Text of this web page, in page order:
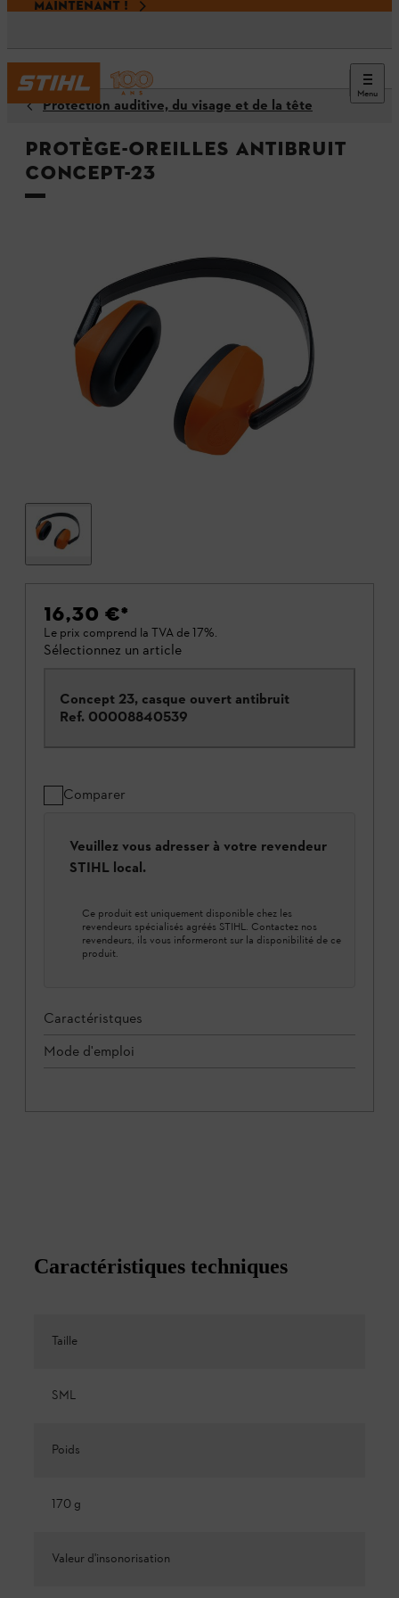
MAINTENANT !
Menu
Protection auditive, du visage et de la tête
Protège-oreilles antibruit
CONCEPT-23
16,30 €*
Le prix comprend la TVA de 17%.
Sélectionnez un article
Concept 23, casque ouvert antibruit
Ref. 00008840539
Comparer
Veuillez vous adresser à votre revendeur
STIHL local.
Ce produit est uniquement disponible chez les
revendeurs spécialisés agréés STIHL. Contactez nos
revendeurs, ils vous informeront sur la disponibilité de ce
produit.
Caractéristques
Mode d'emploi
Caractéristiques techniques
Taille
SML
Poids
170 g
Valeur d'insonorisation